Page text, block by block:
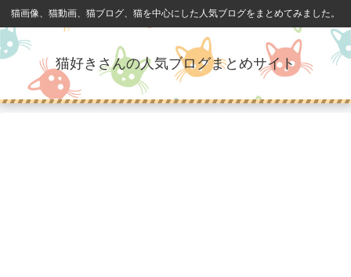
猫画像、猫動画、猫ブログ、猫を中心にした人気ブログをまとめてみました。
猫好きさんの人気ブログまとめサイト